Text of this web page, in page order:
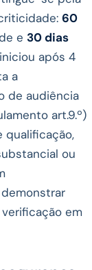
60
e 30 dias
após 4
a
de audiência
art.9.º)
qualificação,
ou
em